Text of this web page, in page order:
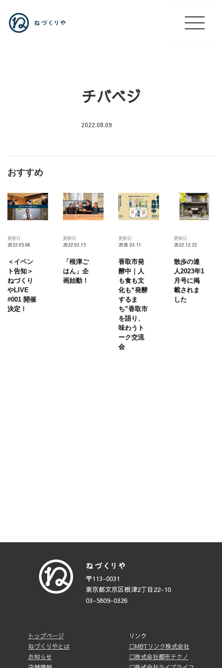
チバベジ
2022.08.09
づ
く
や
LIVE#002
おすすめ
更新日:
2022.05.08
＜イベン
ト告知＞
ねづくり
やLIVE
#001 開催
決定！
更新日:
2022.03.15
「根津ご
はん」企
画始動！
更新日:
2026.03.11
香取市発
酵中｜人
も食も文
化も“発酵
するま
ち”香取市
を語り、
味わうト
ーク交流
会
更新日:
2022.12.22
散歩の達
人2023年1
月号に掲
載されま
した
〒113-0031
東京都文京区根津2丁目22-10
03-5809-0326
トップページ
ねづくりやとは
お知らせ
リンク
□MBTリンク株式会社
□株式会社都市テクノ